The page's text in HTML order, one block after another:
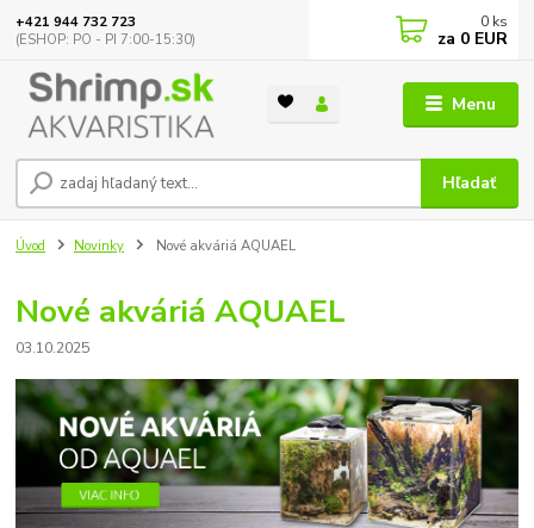
Menu
Hľadať
+421 944 732 723
(ESHOP: PO - PI 7:00-15:30)
0 ks
za 0 EUR
Úvod Novinky Nové akváriá AQUAEL
Nové akváriá AQUAEL
03.10.2025